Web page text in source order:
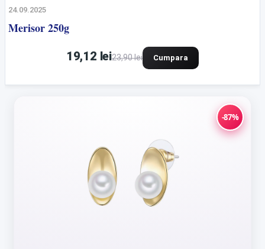
24.09.2025
Merisor 250g
19,12 lei23,90 lei Cumpara
-87%